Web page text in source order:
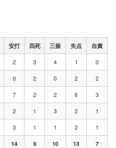
安打 四死 三振 失点 自責
2 3 4 1 0
0 2 0 2 2
7 2 2 6 3
2 1 3 2 1
3 1 1 2 1
14 9 10 13 7